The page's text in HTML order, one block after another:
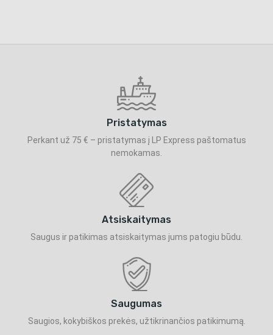
Pristatymas
Perkant už 75 € – pristatymas į LP Express paštomatus
nemokamas.
Atsiskaitymas
Saugus ir patikimas atsiskaitymas jums patogiu būdu.
Saugumas
Saugios, kokybiškos prekės, užtikrinančios patikimumą.